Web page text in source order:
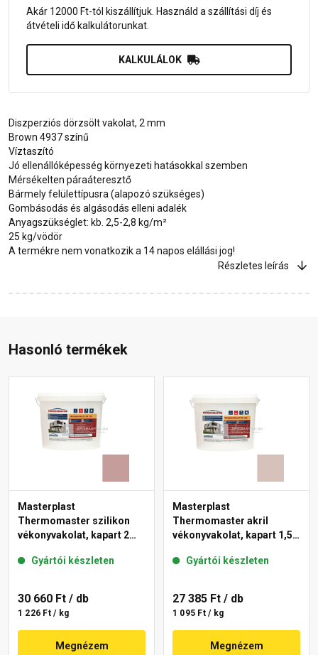
Akár 12000 Ft-tól kiszállítjuk. Használd a szállítási díj és
átvételi idő kalkulátorunkat.
KALKULÁLOK
Diszperziós dörzsölt vakolat, 2 mm
Brown 4937 színű
Víztaszító
Jó ellenállóképesség környezeti hatásokkal szemben
Mérsékelten páraáteresztő
Bármely felülettípusra (alapozó szükséges)
Gombásodás és algásodás elleni adalék
Anyagszükséglet: kb. 2,5-2,8 kg/m²
25 kg/vödör
A termékre nem vonatkozik a 14 napos elállási jog!
Részletes leírás
Hasonló termékek
Masterplast
Thermomaster szilikon
vékonyvakolat, kapart 2
Gyártói készleten
30 660 Ft / db
1 226 Ft / kg
Megnézem
Masterplast
Thermomaster akril
vékonyvakolat, kapart 1,5
Gyártói készleten
27 385 Ft / db
1 095 Ft / kg
Megnézem